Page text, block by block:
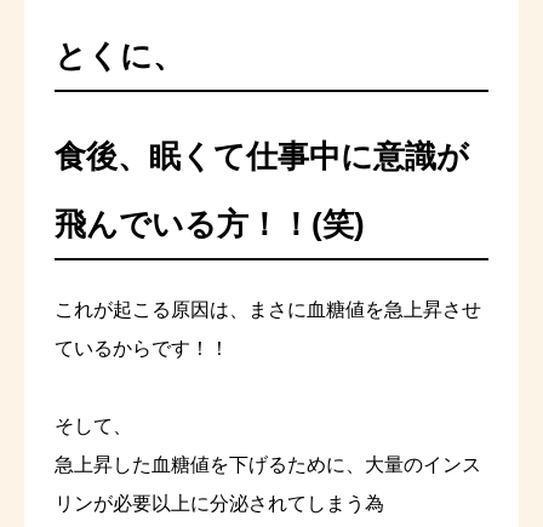
とくに、
食後、眠くて仕事中に意識が
飛んでいる方！！(笑)
これが起こる原因は、まさに血糖値を急上昇させ
ているからです！！
そして、
急上昇した血糖値を下げるために、大量のインス
リンが必要以上に分泌されてしまう為